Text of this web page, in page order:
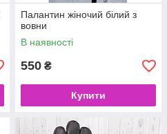
Палантин жіночий білий з
вовни
В наявності
550 ₴
Купити